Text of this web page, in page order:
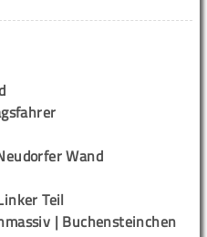
Wand
Teil
| Buchensteinchen